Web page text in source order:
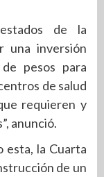
de la
una inversión
pesos para
de salud
requieren y
anunció.
esta, la Cuarta
de un